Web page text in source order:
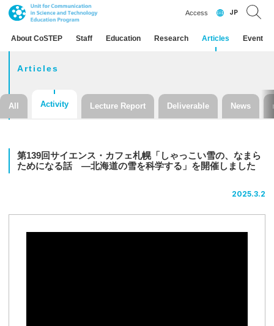
About CoSTEP Staff Education Research Articles Event
Access JP
Articles
All Activity Lecture Report Deliverable News
第139回サイエンス ・ カフェ札幌「しゃっこい雪の、 なまら
ためになる話 ―北海道の雪を科学する」を開催しました
2025.3.2